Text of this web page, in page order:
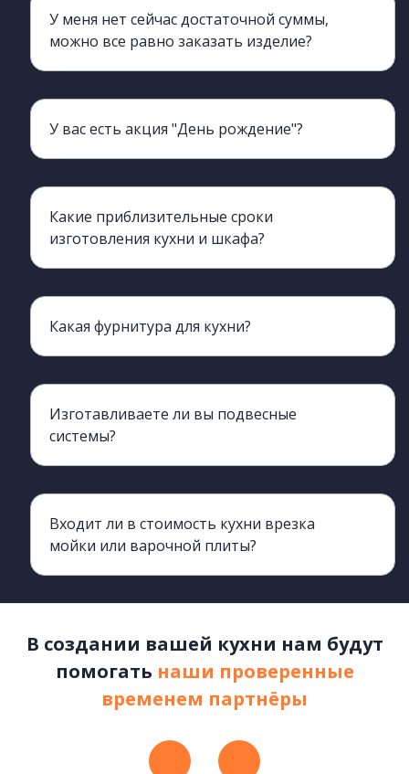
У меня нет сейчас достаточной суммы,
можно все равно заказать изделие?
У вас есть акция "День рождение"?
Какие приблизительные сроки
изготовления кухни и шкафа?
Какая фурнитура для кухни?
Изготавливаете ли вы подвесные
системы?
Входит ли в стоимость кухни врезка
мойки или варочной плиты?
В создании вашей кухни нам будут
помогать наши проверенные
временем партнёры